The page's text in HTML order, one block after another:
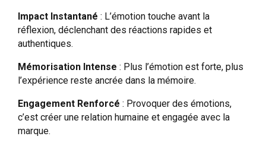
Impact Instantané : L’émotion touche avant la
réflexion, déclenchant des réactions rapides et
authentiques.
Mémorisation Intense : Plus l’émotion est forte, plus
l’expérience reste ancrée dans la mémoire.
Engagement Renforcé : Provoquer des émotions,
c’est créer une relation humaine et engagée avec la
marque.